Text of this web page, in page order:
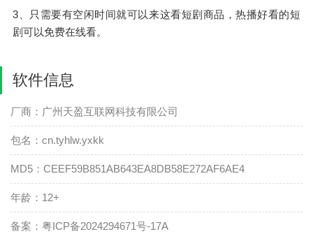
3、只需要有空闲时间就可以来这看短剧商品，热播好看的短
剧可以免费在线看。
软件信息
厂商：广州天盈互联网科技有限公司
包名：cn.tyhlw.yxkk
MD5：CEEF59B851AB643EA8DB58E272AF6AE4
年龄：12+
备案：粤ICP备2024294671号-17A